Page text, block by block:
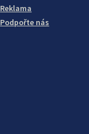
Reklama
Podpořte nás